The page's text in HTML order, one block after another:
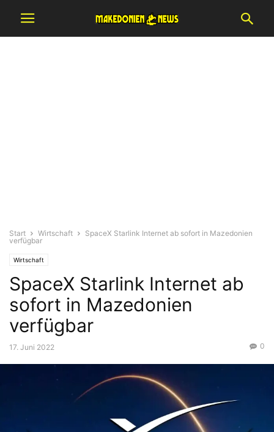
Start Wirtschaft
SpaceX Starlink Internet ab sofort in Mazedonien
verfügbar
Wirtschaft
SpaceX Starlink Internet ab
sofort in Mazedonien
verfügbar
17. Juni 2022 0